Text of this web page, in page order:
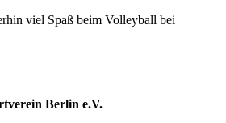
viel Spaß beim Volleyball bei
Berlin e.V.